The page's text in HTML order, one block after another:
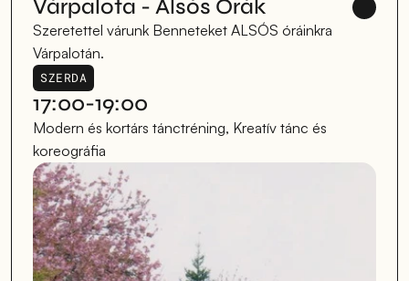
Várpalota - Alsós Órák
Szeretettel várunk Benneteket ALSÓS óráinkra
Várpalotán.
17:00-19:00
Modern és kortárs tánctréning, Kreatív tánc és
koreográfia
SZERDA